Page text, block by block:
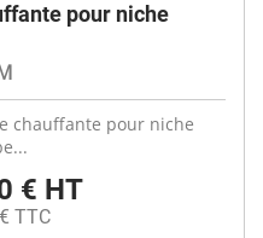
pour niche
chauffante pour niche
€ HT
TTC